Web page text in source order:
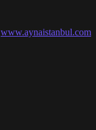
www.aynaistanbul.com